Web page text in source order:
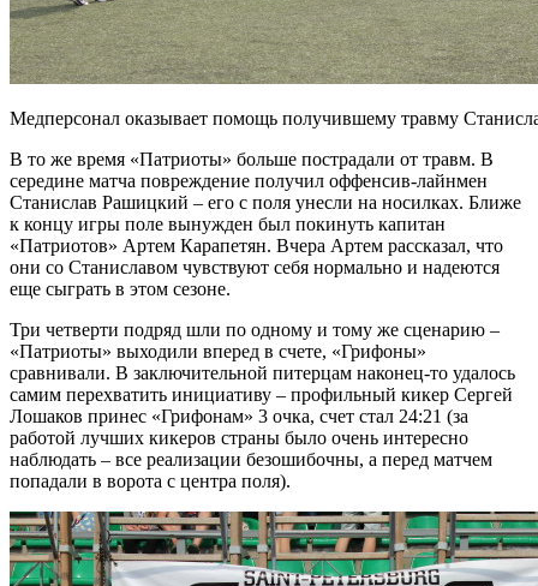
Медперсонал оказывает помощь получившему травму
В то же время «Патриоты» больше пострадали от травм. В
середине матча повреждение получил оффенсив-лайнмен
Станислав Рашицкий – его с поля унесли на носилках. Ближе
к концу игры поле вынужден был покинуть капитан
«Патриотов» Артем Карапетян. Вчера Артем рассказал, что
они со Станиславом чувствуют себя нормально и надеются
еще сыграть в этом сезоне.
Три четверти подряд шли по одному и тому же сценарию –
«Патриоты» выходили вперед в счете, «Грифоны»
сравнивали. В заключительной питерцам наконец-то удалось
самим перехватить инициативу – профильный кикер Сергей
Лошаков принес «Грифонам» 3 очка, счет стал 24:21 (за
работой лучших кикеров страны было очень интересно
наблюдать – все реализации безошибочны, а перед матчем
попадали в ворота с центра поля).